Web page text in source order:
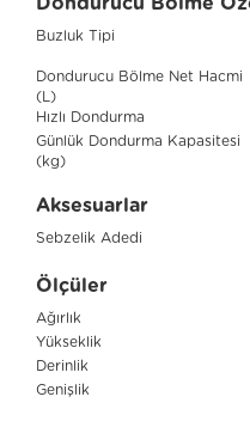
Buzluk Tipi
Dondurucu Bölme Net Hacmi
(L)
Hızlı Dondurma
Günlük Dondurma Kapasitesi
(kg)
Aksesuarlar
Sebzelik Adedi
Ölçüler
Ağırlık
Yükseklik
Derinlik
Genişlik